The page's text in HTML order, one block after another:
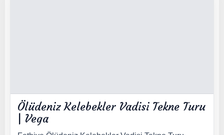
Ölüdeniz Kelebekler Vadisi Tekne Turu
| Vega